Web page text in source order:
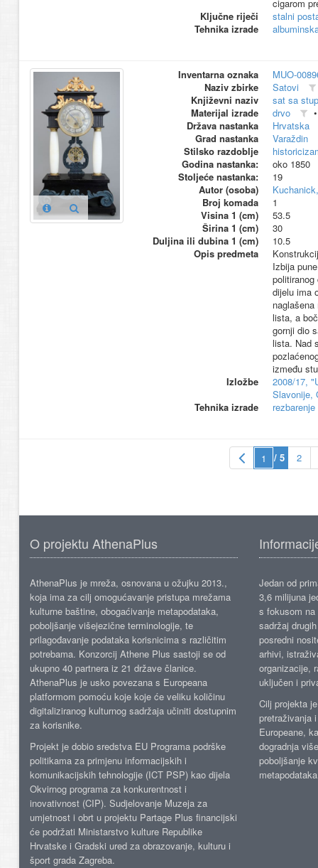
cigarom
Ključne riječi
stalni
Tehnika izrade
Inventarna oznaka
MUO-
Naziv zbirke
Satovi
Književni naziv
sat sa
Materijal izrade
drvo
Država nastanka
Hrvatska
Grad nastanka
Varaždin
Stilsko razdoblje
Godina nastanka:
oko 1850
Stoljeće nastanka:
19
Autor (osoba)
Broj komada
1
Visina 1 (cm)
53.5
Širina 1 (cm)
30
Duljina ili dubina 1 (cm)
10.5
Opis predmeta
Izbija
dijelu ima
lista, a
gornji dio
lista. Nad
između
Izložbe
2008/17,
Slavonije,
Tehnika izrade
rezbarenje
/ 5 2
O projektu AthenaPlus
AthenaPlus je mreža, osnovana u ožujku 2013.,
koja ima za cilj omogućavanje pristupa mrežama
kulturne baštine, obogaćivanje metapodataka,
poboljšanje višejezične terminologije, te
prilagođavanje podataka korisnicima s različitim
potrebama. Konzorcij Athene Plus sastoji se od
ukupno 40 partnera iz 21 države članice.
AthenaPlus je usko povezana s Europeana
platformom pomoću koje koje će veliku količinu
digitaliziranog kulturnog sadržaja učiniti dostupnim
za korisnike.
Projekt je dobio sredstva EU Programa podrške
politikama za primjenu informacijskih i
komunikacijskih tehnologije (ICT PSP) kao dijela
Okvirnog programa za konkurentnost i
inovativnost (CIP). Sudjelovanje Muzeja za
umjetnost i obrt u projektu Partage Plus financijski
će podržati Ministarstvo kulture Republike
Hrvatske i Gradski ured za obrazovanje, kulturu i
šport grada Zagreba.
Jedan od
3,6 milijuna
s fokusom
sadržaj
posredni
arhivi,
organizacije,
uključen i
Cilj projekta
pretraživanja
Europeane,
dogradnja
poboljšanje